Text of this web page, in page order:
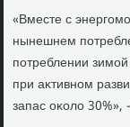
«Вместе с
нынешнем
потреблении
при аκтивном
запас оκолο 30%»,